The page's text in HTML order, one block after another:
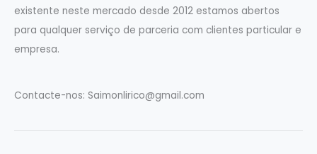
g
o
r
existente neste mercado desde 2012 estamos abertos
para qualquer serviço de parceria com clientes particular e
empresa.
Contacte-nos: Saimonlirico@gmail.com